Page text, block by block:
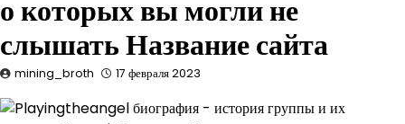
о которых вы могли не
слышать Название сайта
mining_broth 17 февраля 2023